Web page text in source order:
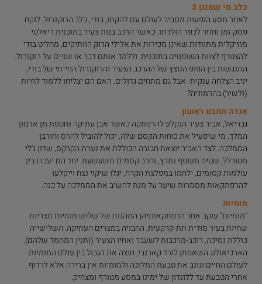
כלב מי שמנגן 3
לאחר מסע הופעות מסביב לעולם עם להקתו, בודי, כלב הרוקנרול, לוקח
פסק זמן וחוזר לכפר הולדתו. כאשר הרכב בנות צעיר בתוכנית ריאלטי
מוזיקלית מתוודות שאינן מכירות את אלילי הרוק הוותיקים, מחליט בודי
להצטרף לצוות השופטים בתוכנית, וללמד אותם דבר או שניים על רוקנרול.
התנגשות בין הפופ הנוצץ של ההרכב הצעיר והרוקנרול החייתי של בודי,
יניב הצלחה ענקית- אבל גם מתחים גדולים. האם הם יצליחו ללמוד לחיות
(ולשיר) בהרמוניה?
אגדה ממבט ראשון
גבריאל, אביר צעיר הנקלע להרפתקה כאשר אבן עתיקה נחטפת מן ארמון
המלך. מי שיפעיל את כוחות הקסם שלה, יכול להוביל להרס וחורבן
הממלכה. לצד האביר יוצאת חבורה הכוללת את נערת הקרקס, שדון ג'לי
מטורלל, שטיח מעופף נמרץ, וחרב קסמים משעשעת. יחד הם יעברו בין
עולמות קסומים, ילחמו במפלצת הקרח, יגלו שיקוי נצח וייקלעו
להרפתקאות מסמרות שיער על מנת להשיב את הממלכה על כנה.
מומיות
"מומיות" עוקב אחר הרפתקאותיהן המהנות של שלוש מומיות מצריות
שחיות בעיר סודית תת-קרקעית, החבויה במצרים העתיקה. השלישייה
כוללת נסיכה, רוכב-מרכבות לשעבר ואחיו הצעיר (ותנין המחמד שלהם).
הארכיאולוג השאפתן לורד קארנבי, חוצה את הגבול בין עולם המומיות
לעולם החיים וגונב את טבעת המלוכה ולמומיות אין ברירה אלא לרדוף
אחרי הטבעת עד ללונדון של ימינו במסע מטורף ומצחיק.